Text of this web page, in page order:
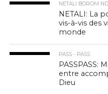
NETALI BOROM
NETALI: La
vis-à-vis des
monde
PASS - PASS
PASSPASS:
entre
Dieu